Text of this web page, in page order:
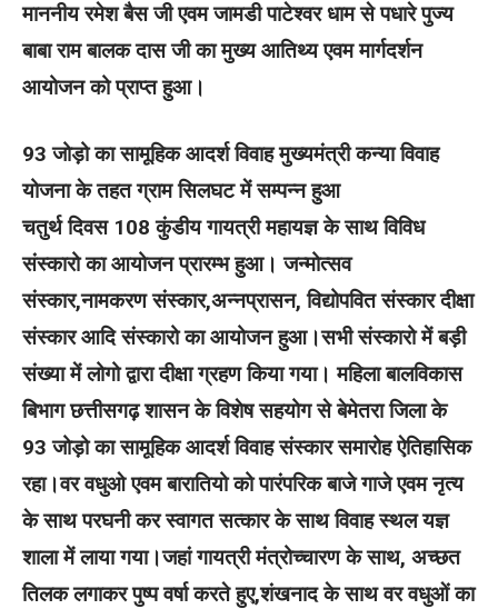
माननीय रमेश बैस जी एवम जामडी पाटेश्वर धाम से पधारे पुज्य
बाबा राम बालक दास जी का मुख्य आतिथ्य एवम मार्गदर्शन
आयोजन को प्राप्त हुआ।
93 जोड़ो का सामूहिक आदर्श विवाह मुख्यमंत्री कन्या विवाह
योजना के तहत ग्राम सिलघट में सम्पन्न हुआ
चतुर्थ दिवस 108 कुंडीय गायत्री महायज्ञ के साथ विविध
संस्कारो का आयोजन प्रारम्भ हुआ। जन्मोत्सव
संस्कार,नामकरण संस्कार,अन्नप्रासन, विद्योपवित संस्कार दीक्षा
संस्कार आदि संस्कारो का आयोजन हुआ।सभी संस्कारो में बड़ी
संख्या में लोगो द्वारा दीक्षा ग्रहण किया गया। महिला बालविकास
बिभाग छत्तीसगढ़ शासन के विशेष सहयोग से बेमेतरा जिला के
93 जोड़ो का सामूहिक आदर्श विवाह संस्कार समारोह ऐतिहासिक
रहा।वर वधुओ एवम बारातियो को पारंपरिक बाजे गाजे एवम नृत्य
के साथ परघनी कर स्वागत सत्कार के साथ विवाह स्थल यज्ञ
शाला में लाया गया।जहां गायत्री मंत्रोच्चारण के साथ, अच्छत
तिलक लगाकर पुष्प वर्षा करते हुए,शंखनाद के साथ वर वधुओं का